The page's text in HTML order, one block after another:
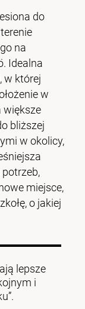
do
na
Idealna
w której
w
większe
bliższej
w okolicy,
potrzeb,
miejsce,
o jakiej
lepsze
i